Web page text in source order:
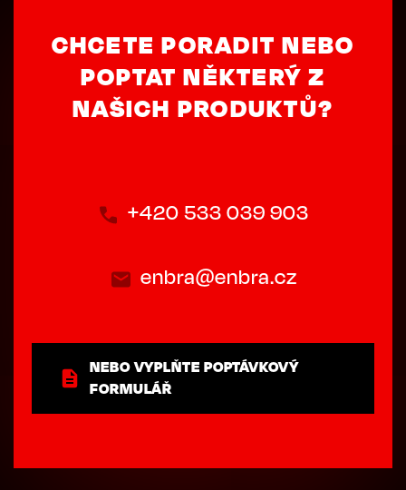
CHCETE PORADIT NEBO
POPTAT NĚKTERÝ Z
NAŠICH PRODUKTŮ?
+420 533 039 903
enbra@enbra.cz
NEBO VYPLŇTE POPTÁVKOVÝ
FORMULÁŘ